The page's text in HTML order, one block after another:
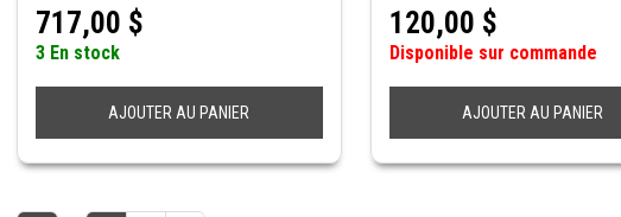
717,00 $
3 En stock
AJOUTER AU PANIER
120,00 $
Disponible sur commande
AJOUTER AU PANIER